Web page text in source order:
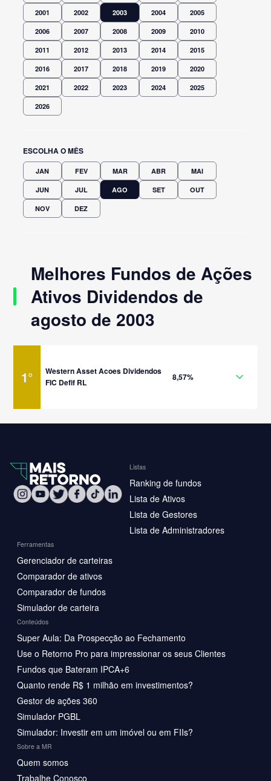
2001 2002 2003 2004 2005
2006 2007 2008 2009 2010
2011 2012 2013 2014 2015
2016 2017 2018 2019 2020
2021 2022 2023 2024 2025
2026
ESCOLHA O MÊS
JAN FEV MAR ABR MAI
JUN JUL AGO SET OUT
NOV DEZ
Melhores Fundos de Ações
Ativos Dividendos de
agosto de 2003
1°
Western Asset Acoes Dividendos
FIC Defif RL
8,57%
Listas
Ranking de fundos
Lista de Ativos
Lista de Gestores
Lista de Administradores
Ferramentas
Gerenciador de carteiras
Comparador de ativos
Comparador de fundos
Simulador de carteira
Conteúdos
Super Aula: Da Prospecção ao Fechamento
Use o Retorno Pro para impressionar os seus Clientes
Fundos que Bateram IPCA+6
Quanto rende R$ 1 milhão em investimentos?
Gestor de ações 360
Simulador PGBL
Simulador: Investir em um imóvel ou em FIIs?
Sobre a MR
Quem somos
Trabalhe Conosco